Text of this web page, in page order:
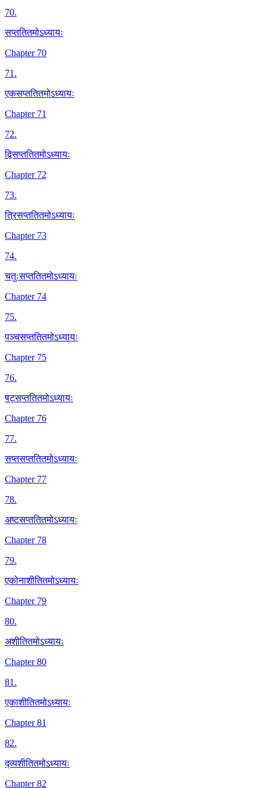
70.
सप्ततितमोऽध्यायः
Chapter 70
71.
एकसप्ततितमोऽध्यायः
Chapter 71
72.
द्विसप्ततितमोऽध्यायः
Chapter 72
73.
त्रिसप्ततितमोऽध्यायः
Chapter 73
74.
चतुःसप्ततितमोऽध्यायः
Chapter 74
75.
पञ्चसप्ततितमोऽध्यायः
Chapter 75
76.
षट्सप्ततितमोऽध्यायः
Chapter 76
77.
सप्तसप्ततितमोऽध्यायः
Chapter 77
78.
अष्टसप्ततितमोऽध्यायः
Chapter 78
79.
एकोनाशीतितमोऽध्यायः
Chapter 79
80.
अशीतितमोऽध्यायः
Chapter 80
81.
एकाशीतितमोऽध्यायः
Chapter 81
82.
द्व्यशीतितमोऽध्यायः
Chapter 82